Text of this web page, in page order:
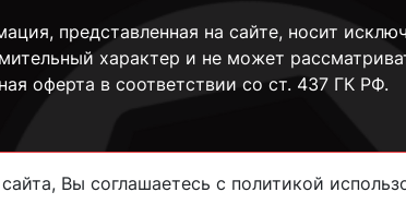
представленная на сайте, носит
характер и не может
оферта в соответствии со ст. 437 ГК РФ.
Вы соглашаетесь с политикой